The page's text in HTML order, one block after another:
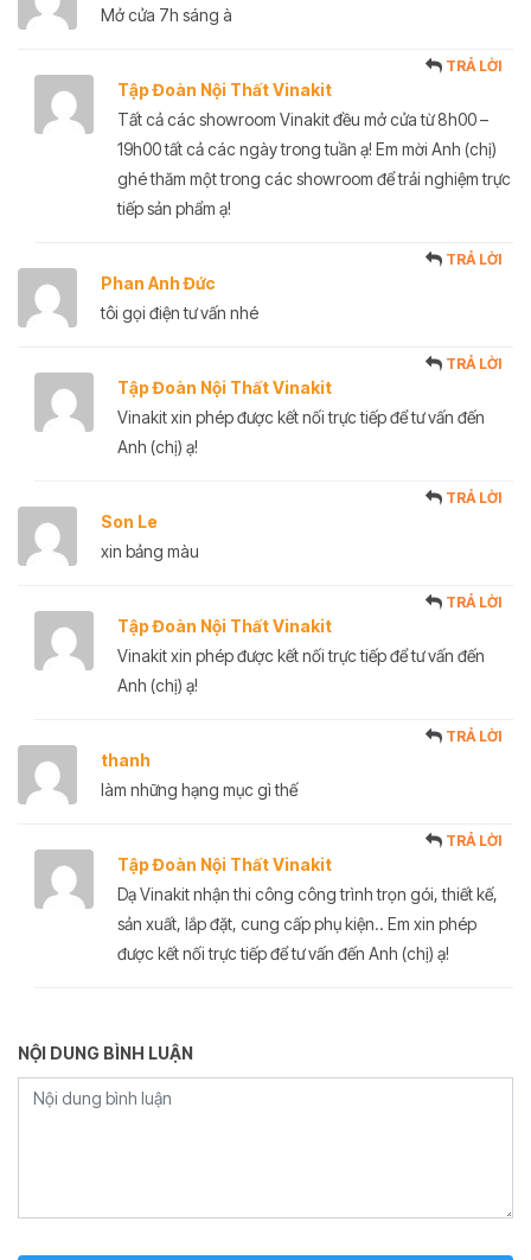
Mở cửa 7h sáng à
Tập Đoàn Nội Thất Vinakit
TRẢ LỜI
Tất cả các showroom Vinakit đều mở cửa từ 8h00 –
19h00 tất cả các ngày trong tuần ạ! Em mời Anh (chị)
ghé thăm một trong các showroom để trải nghiệm trực
tiếp sản phẩm ạ!
Phan Anh Đức
TRẢ LỜI
tôi gọi điện tư vấn nhé
Tập Đoàn Nội Thất Vinakit
TRẢ LỜI
Vinakit xin phép được kết nối trực tiếp để tư vấn đến
Anh (chị) ạ!
Son Le
TRẢ LỜI
xin bảng màu
Tập Đoàn Nội Thất Vinakit
TRẢ LỜI
Vinakit xin phép được kết nối trực tiếp để tư vấn đến
Anh (chị) ạ!
thanh
TRẢ LỜI
làm những hạng mục gì thế
Tập Đoàn Nội Thất Vinakit
TRẢ LỜI
Dạ Vinakit nhận thi công công trình trọn gói, thiết kế,
sản xuất, lắp đặt, cung cấp phụ kiện.. Em xin phép
được kết nối trực tiếp để tư vấn đến Anh (chị) ạ!
NỘI DUNG BÌNH LUẬN